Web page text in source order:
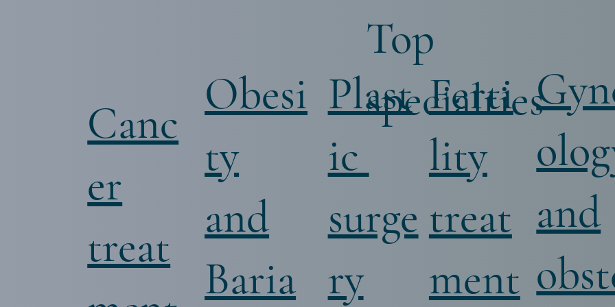
Top
specialties
Plast
ic
surge
ry
Obesi
ty
and
Baria
Canc
er
treat
Ferti
lity
treat
ment
and